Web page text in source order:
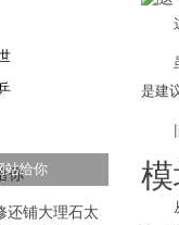
站给你
是建